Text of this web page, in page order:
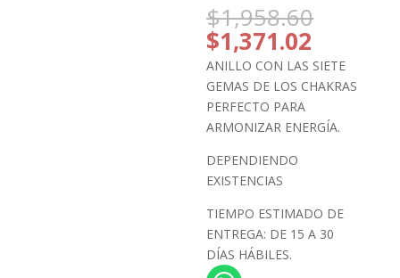
$1,958.60
original
era:
$1,371.02
precio
actual
es:
ANILLO CON LAS SIETE
GEMAS DE LOS CHAKRAS
PERFECTO PARA
ARMONIZAR ENERGÍA.
DEPENDIENDO
EXISTENCIAS
TIEMPO ESTIMADO DE
ENTREGA: DE 15 A 30
DÍAS HÁBILES.